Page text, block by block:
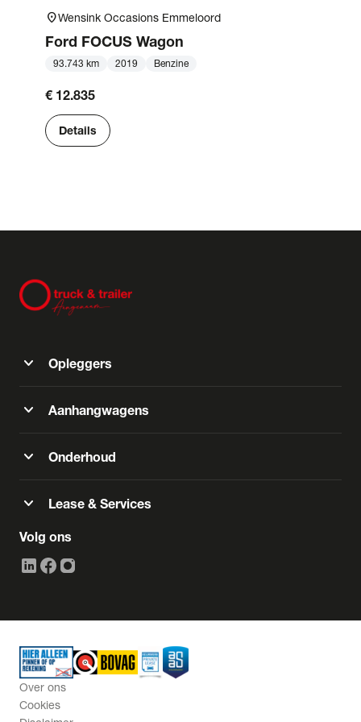
location_onWensink Occasions Emmeloord
Ford FOCUS Wagon
93.743 km 2019 Benzine
€ 12.835
Details
expand_more Opleggers
expand_more Aanhangwagens
expand_more Onderhoud
expand_more Lease & Services
Volg ons
Over ons
Cookies